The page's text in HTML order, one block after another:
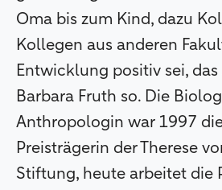
Oma bis zum Kind, dazu
Kollegen aus anderen
Entwicklung positiv sei,
Barbara Fruth so. Die
Anthropologin war 1997
Preisträgerin der Therese
Stiftung, heute arbeitet die